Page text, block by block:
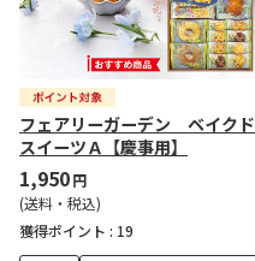
フェアリーガーデン ベイクド
スイーツＡ【慶事用】
1,950円
(送料・税込)
獲得ポイント : 19